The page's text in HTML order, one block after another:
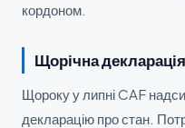
кордоном.
Щорічна
Щороку у липні CAF
декларацію про стан.